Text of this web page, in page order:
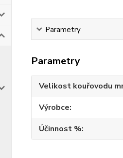
Parametry
Parametry
Velikost kouřovodu
Výrobce
Účinnost %